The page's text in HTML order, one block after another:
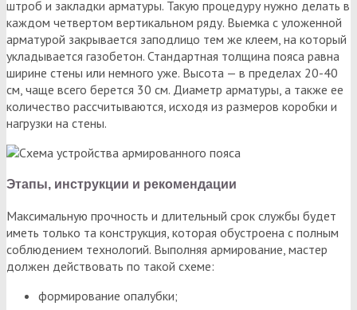
штроб и закладки арматуры. Такую процедуру нужно делать в
каждом четвертом вертикальном ряду. Выемка с уложенной
арматурой закрывается заподлицо тем же клеем, на который
укладывается газобетон. Стандартная толщина пояса равна
ширине стены или немного уже. Высота — в пределах 20-40
см, чаще всего берется 30 см. Диаметр арматуры, а также ее
количество рассчитываются, исходя из размеров коробки и
нагрузки на стены.
Этапы, инструкции и рекомендации
Максимальную прочность и длительный срок службы будет
иметь только та конструкция, которая обустроена с полным
соблюдением технологий. Выполняя армирование, мастер
должен действовать по такой схеме:
формирование опалубки;